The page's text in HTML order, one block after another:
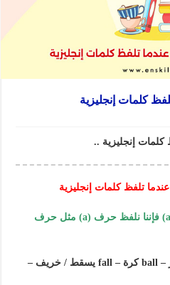
(1) إذا جاء (ll) أو (lt) بعد حرف (a) فإننا نلفظ حرف (a) مثل حرف
tall طويل – small صغير – ball كرة – fall يسقط / خريف –